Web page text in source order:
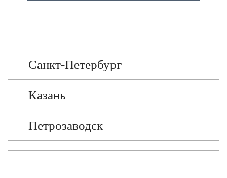
Санкт-Петербург
Казань
Петрозаводск